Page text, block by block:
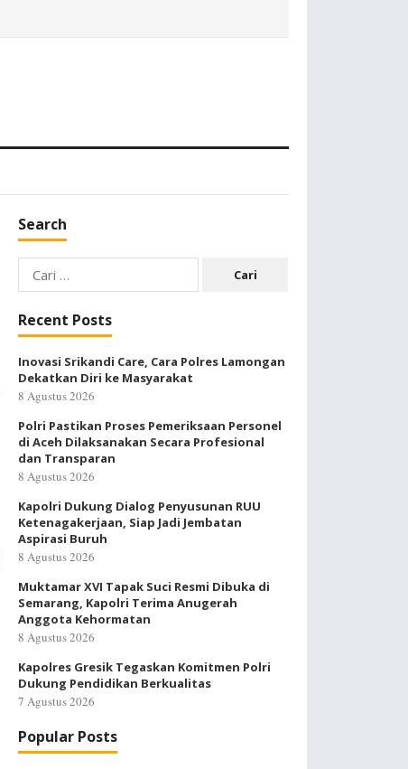
Search
Cari
untuk:
Recent Posts
Inovasi Srikandi Care, Cara Polres Lamongan
Dekatkan Diri ke Masyarakat
8 Agustus 2026
Polri Pastikan Proses Pemeriksaan Personel
di Aceh Dilaksanakan Secara Profesional
dan Transparan
8 Agustus 2026
Kapolri Dukung Dialog Penyusunan RUU
Ketenagakerjaan, Siap Jadi Jembatan
Aspirasi Buruh
8 Agustus 2026
Muktamar XVI Tapak Suci Resmi Dibuka di
Semarang, Kapolri Terima Anugerah
Anggota Kehormatan
8 Agustus 2026
Kapolres Gresik Tegaskan Komitmen Polri
Dukung Pendidikan Berkualitas
7 Agustus 2026
Popular Posts